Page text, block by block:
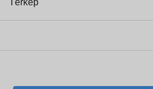
Térkép